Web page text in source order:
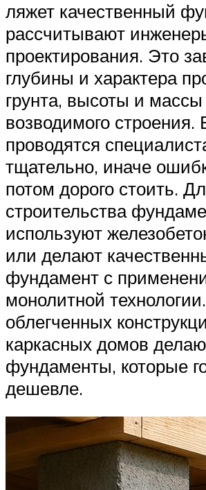
ляжет качественный
рассчитывают
проектирования. Это
глубины и характера
грунта, высоты и массы
возводимого строения.
проводятся
тщательно, иначе
потом дорого стоить.
строительства
используют
или делают
фундамент с
монолитной
облегченных
каркасных домов
фундаменты, которые
дешевле.